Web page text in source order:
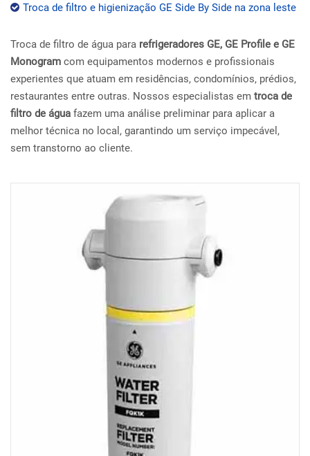
Troca de filtro e higienização GE Side By Side na zona leste
Troca de filtro de água para refrigeradores GE, GE Profile e GE
Monogram com equipamentos modernos e profissionais
experientes que atuam em residências, condomínios, prédios,
restaurantes entre outras. Nossos especialistas em troca de
filtro de água fazem uma análise preliminar para aplicar a
melhor técnica no local, garantindo um serviço impecável,
sem transtorno ao cliente.